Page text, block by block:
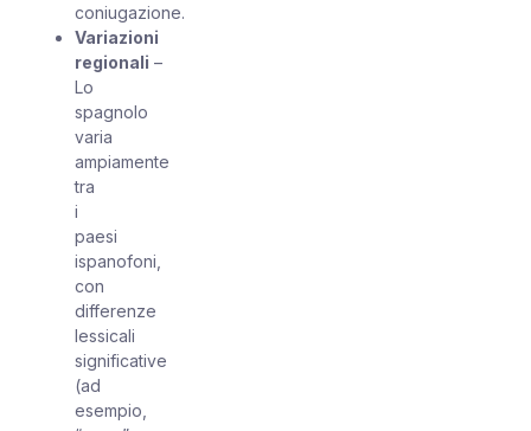
coniugazione.
Variazioni
regionali –
Lo
spagnolo
varia
ampiamente
tra
i
paesi
ispanofoni,
con
differenze
lessicali
significative
(ad
esempio,